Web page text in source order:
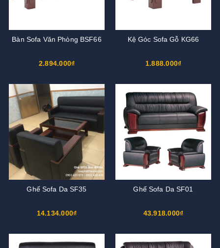
Bàn Sofa Văn Phòng BSF66
2.894.000₫
Kệ Góc Sofa Gỗ KG66
1.888.000₫
Ghế Sofa Da SF35
14.134.000₫
Ghế Sofa Da SF01
43.918.000₫